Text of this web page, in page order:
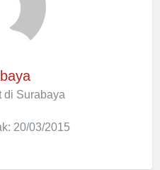
di Surabaya
20/03/2015